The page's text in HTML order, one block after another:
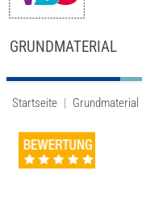
GRUNDMATERIAL
Startseite Grundmaterial